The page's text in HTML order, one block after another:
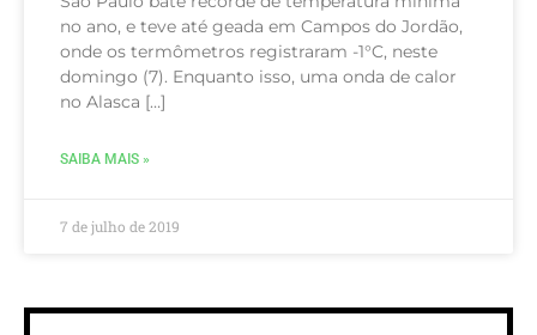
no ano, e teve até geada em Campos do Jordão,
onde os termômetros registraram -1°C, neste
domingo (7). Enquanto isso, uma onda de calor
no Alasca […]
SAIBA MAIS »
7 de julho de 2019